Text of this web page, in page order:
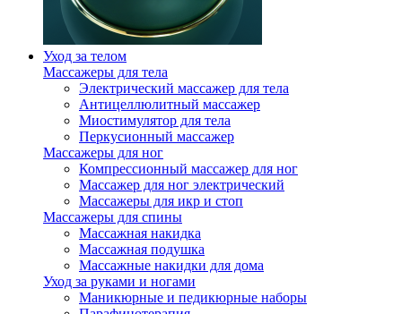
Уход за телом
Массажеры для тела
Электрический массажер для тела
Антицеллюлитный массажер
Миостимулятор для тела
Перкусионный массажер
Массажеры для ног
Компрессионный массажер для ног
Массажер для ног электрический
Массажеры для икр и стоп
Массажеры для спины
Массажная накидка
Массажная подушка
Массажные накидки для дома
Уход за руками и ногами
Маникюрные и педикюрные наборы